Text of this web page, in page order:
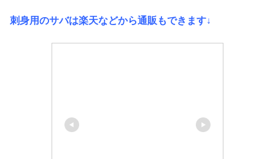
刺身用のサバは楽天などから通販もできます↓